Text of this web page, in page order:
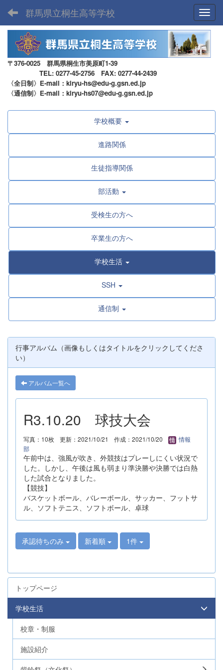
群馬県立桐生高等学校
〒376-0025 群馬県桐生市美原町1-39
TEL: 0277-45-2756 FAX: 0277-44-2439
〈全日制〉E-mail：kiryu-hs@edu-g.gsn.ed.jp
〈通信制〉E-mail：kiryu-hs07@edu-g.gsn.ed.jp
学校概要
進路関係
生徒指導関係
部活動
受検生の方へ
卒業生の方へ
学校生活
SSH
通信制
行事アルバム（画像もしくはタイトルをクリックしてくださ
い）
アルバム一覧へ
R3.10.20 球技大会
写真：10枚 更新：2021/10/21 作成：2021/10/20
情報
部
午前中は、強風が吹き、外競技はプレーしにくい状況で
した。しかし、午後は風も弱まり準決勝や決勝では白熱
した試合となりました。
【競技】
バスケットボール、バレーボール、サッカー、フットサ
ル、ソフトテニス、ソフトボール、卓球
承認待ちのみ 新着順 1件
トップページ
学校生活
校章・制服
施設紹介